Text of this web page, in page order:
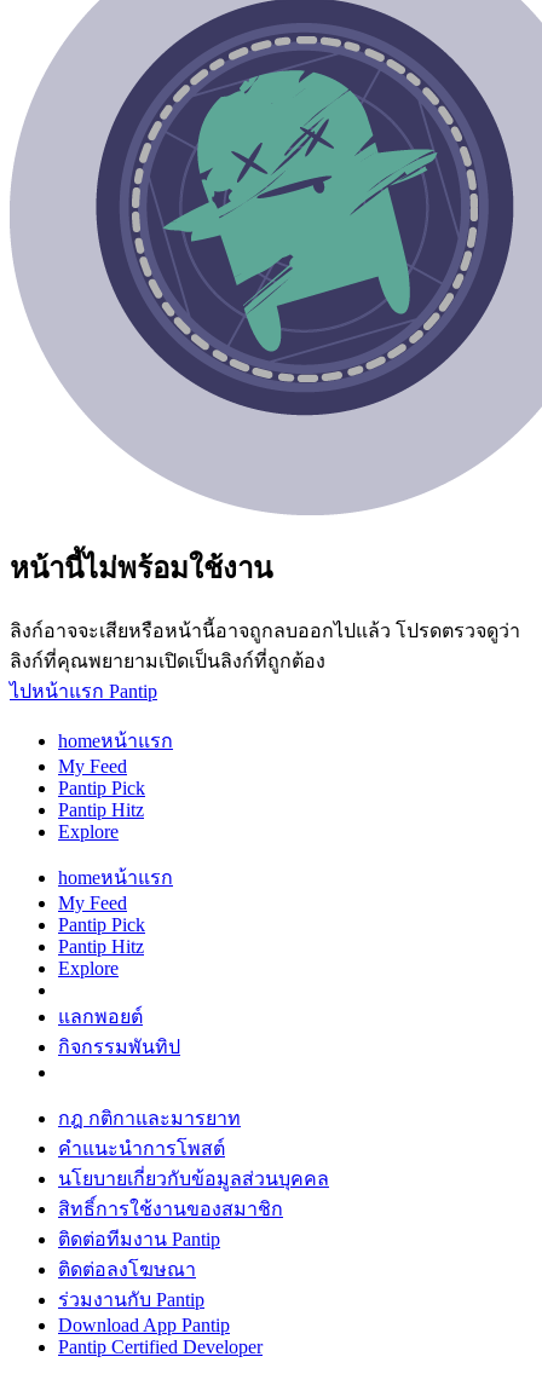
หน้านี้ไม่พร้อมใช้งาน
ลิงก์อาจจะเสียหรือหน้านี้อาจถูกลบออกไปแล้ว โปรดตรวจดูว่า
ลิงก์ที่คุณพยายามเปิดเป็นลิงก์ที่ถูกต้อง
ไปหน้าแรก Pantip
homeหน้าแรก
My Feed
Pantip Pick
Pantip Hitz
Explore
homeหน้าแรก
My Feed
Pantip Pick
Pantip Hitz
Explore
แลกพอยต์
กิจกรรมพันทิป
กฎ กติกาและมารยาท
คำแนะนำการโพสต์
นโยบายเกี่ยวกับข้อมูลส่วนบุคคล
สิทธิ์การใช้งานของสมาชิก
ติดต่อทีมงาน Pantip
ติดต่อลงโฆษณา
ร่วมงานกับ Pantip
Download App Pantip
Pantip Certified Developer